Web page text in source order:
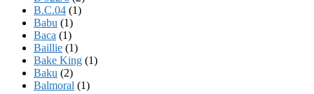
B.C.04 (1)
Babu (1)
Baca (1)
Baillie (1)
Bake King (1)
Baku (2)
Balmoral (1)